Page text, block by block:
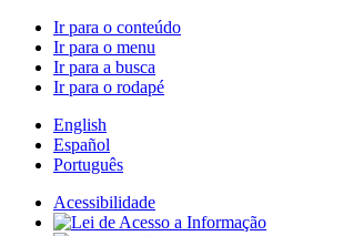
Ir para o conteúdo
Ir para o menu
Ir para a busca
Ir para o rodapé
English
Español
Português
Acessibilidade